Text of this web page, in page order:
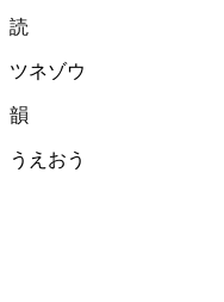
読
ツネゾウ
韻
うえおう